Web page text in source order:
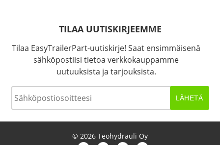
TILAA UUTISKIRJEEMME
Tilaa EasyTrailerPart-uutiskirje! Saat ensimmäisenä
sähköpostiisi tietoa verkkokauppamme
uutuuksista ja tarjouksista.
© 2026 Teohydrauli Oy